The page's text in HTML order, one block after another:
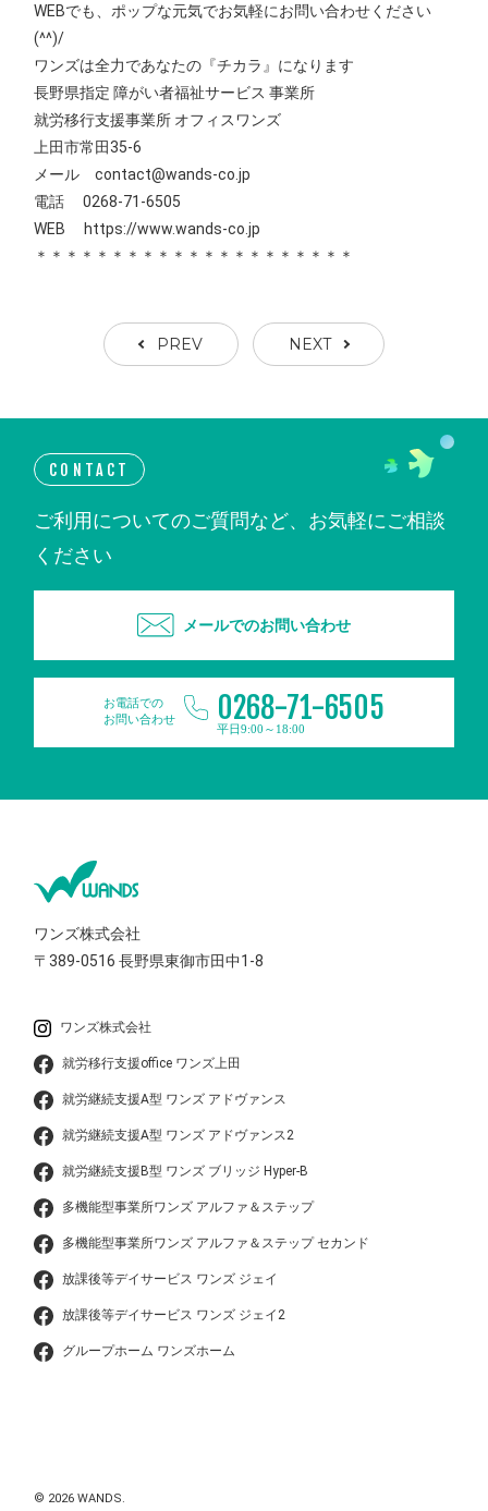
WEBでも、ポップな元気でお気軽にお問い合わせください
(^^)/
ワンズは全力であなたの『チカラ』になります
長野県指定 障がい者福祉サービス 事業所
就労移行支援事業所 オフィスワンズ
上田市常田35-6
メール contact@wands-co.jp
電話 0268-71-6505
WEB
https://www.wands-co.jp
＊＊＊＊＊＊＊＊＊＊＊＊＊＊＊＊＊＊＊＊＊
PREV NEXT
CONTACT
ご利用についてのご質問など、お気軽にご相談
ください
メールでのお問い合わせ
お電話での
お問い合わせ
0268-71-6505
平日9:00～18:00
ワンズ株式会社
〒389-0516長野県東御市田中1-8
ワンズ株式会社
就労移行支援office ワンズ上田
就労継続支援A型 ワンズ アドヴァンス
就労継続支援A型 ワンズ アドヴァンス2
就労継続支援B型 ワンズ ブリッジ Hyper-B
多機能型事業所ワンズ アルファ＆ステップ
多機能型事業所ワンズ アルファ＆ステップ セカンド
放課後等デイサービス ワンズ ジェイ
放課後等デイサービス ワンズ ジェイ2
グループホーム ワンズホーム
© 2026 WANDS.